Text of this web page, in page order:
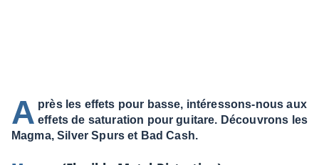
A près les effets pour basse, intéressons-nous aux
effets de saturation pour guitare. Découvrons les
Magma, Silver Spurs et Bad Cash.